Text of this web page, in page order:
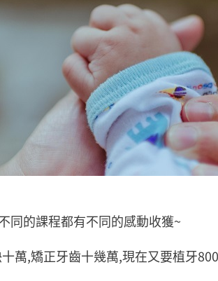
同的課程都有不同的感動收獲~
萬,矯正牙齒十幾萬,現在又要植牙